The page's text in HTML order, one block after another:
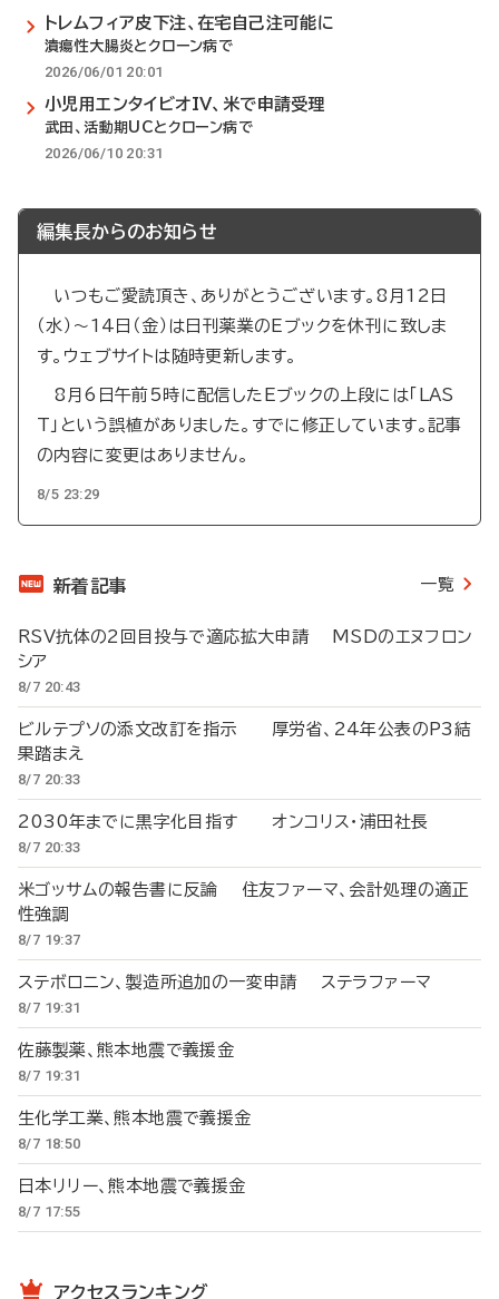
トレムフィア皮下注、在宅自己注可能に
潰瘍性大腸炎とクローン病で
2026/06/01 20:01
小児用エンタイビオIV、米で申請受理
武田、活動期UCとクローン病で
2026/06/10 20:31
編集長からのお知らせ
いつもご愛読頂き、ありがとうございます。8月12日
（水）～14日（金）は日刊薬業のEブックを休刊に致しま
す。ウェブサイトは随時更新します。
8月6日午前5時に配信したEブックの上段には「LAS
T」という誤植がありました。すでに修正しています。記事
の内容に変更はありません。
8/5 23:29
新着記事 一覧
RSV抗体の2回目投与で適応拡大申請 MSDのエヌフロン
シア
8/7 20:43
ビルテプソの添文改訂を指示 厚労省、24年公表のP3結
果踏まえ
8/7 20:33
2030年までに黒字化目指す オンコリス・浦田社長
8/7 20:33
米ゴッサムの報告書に反論 住友ファーマ、会計処理の適正
性強調
8/7 19:37
ステボロニン、製造所追加の一変申請 ステラファーマ
8/7 19:31
佐藤製薬、熊本地震で義援金
8/7 19:31
生化学工業、熊本地震で義援金
8/7 18:50
日本リリー、熊本地震で義援金
8/7 17:55
アクセスランキング